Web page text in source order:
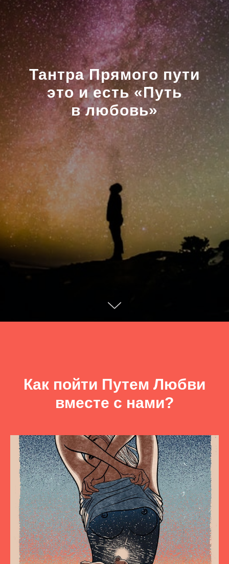
Тантра Прямого пути
это и есть «Путь
в любовь»
Как пойти Путем Любви
вместе с нами?